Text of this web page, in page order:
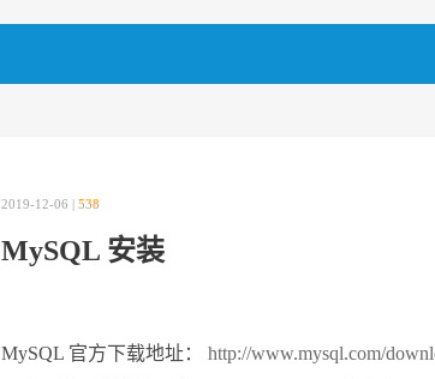
2019-12-06 | 538
MySQL 安装
MySQL 官方下载地址： http://www.mysql.com/